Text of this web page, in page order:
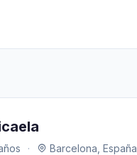
· Barcelona, España